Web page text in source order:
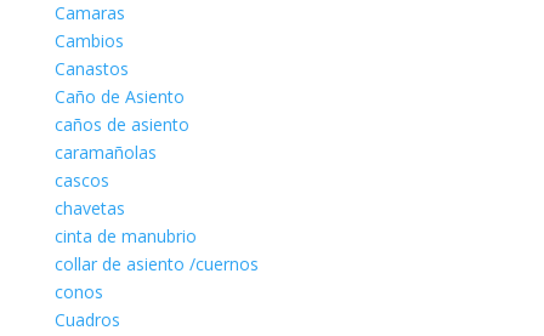
Camaras
Cambios
Canastos
Caño de Asiento
caños de asiento
caramañolas
cascos
chavetas
cinta de manubrio
collar de asiento /cuernos
conos
Cuadros